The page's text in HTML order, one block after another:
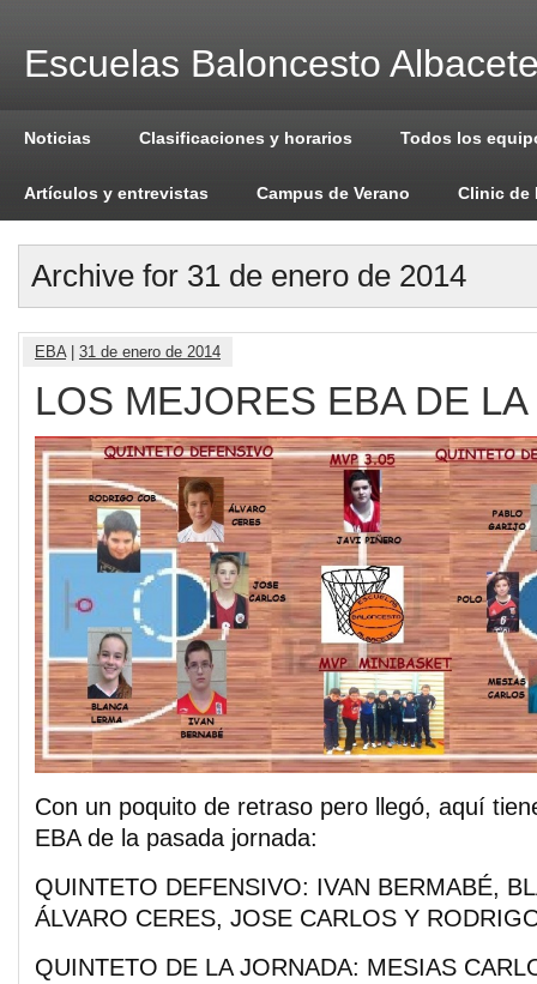
Escuelas Baloncesto
Noticias Clasificaciones y horarios Todos los
Artículos y entrevistas Campus de Verano Clinic de
Archive for 31 de enero de 2014
EBA| 31 de enero de 2014
LOS MEJORES EBA DE
Con un poquito de retraso pero llegó, aquí
EBA de la pasada jornada:
QUINTETO DEFENSIVO: IVAN BERMABÉ,
ÁLVARO CERES, JOSE CARLOS Y
QUINTETO DE LA JORNADA: MESIAS